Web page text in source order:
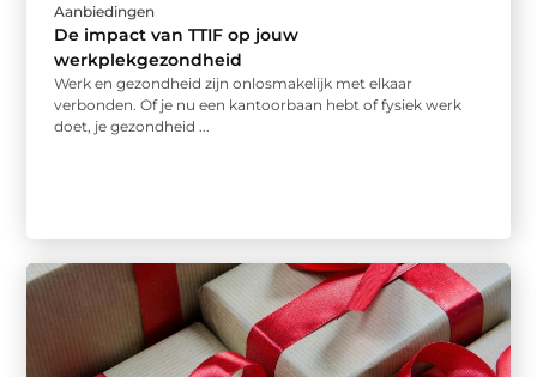
Aanbiedingen
De impact van TTIF op jouw
werkplekgezondheid
Werk en gezondheid zijn onlosmakelijk met elkaar
verbonden. Of je nu een kantoorbaan hebt of fysiek werk
doet, je gezondheid ...